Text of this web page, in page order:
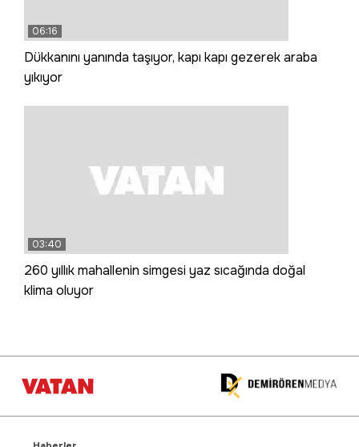
06:16
Dükkanını yanında taşıyor, kapı kapı gezerek araba
yıkıyor
03:40
260 yıllık mahallenin simgesi yaz sıcağında doğal
klima oluyor